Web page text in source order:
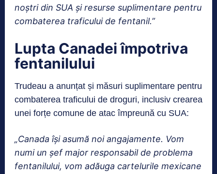
noștridin SUA și resurse suplimentare pentru
combaterea traficului de fentanil.”
Lupta Canadei împotriva
fentanilului
Trudeau a anunțat și măsuri suplimentare pentru
combaterea traficului de droguri, inclusiv crearea
unei forțe comune de atac împreună cu SUA:
„Canada își asumă noi angajamente. Vom
numi un șef major responsabil de problema
fentanilului, vom adăuga cartelurile mexicane